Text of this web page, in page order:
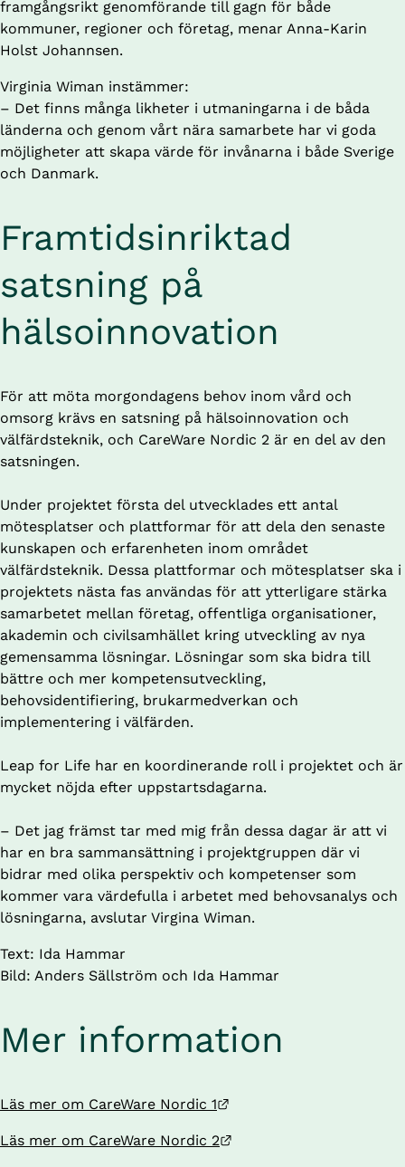
framgångsrikt genomförande till gagn för både
kommuner, regioner och företag, menar Anna-Karin
Holst Johannsen.
Virginia Wiman instämmer:
– Det finns många likheter i utmaningarna i de båda
länderna och genom vårt nära samarbete har vi goda
möjligheter att skapa värde för invånarna i både Sverige
och Danmark.
Framtidsinriktad
satsning på
hälsoinnovation
För att möta morgondagens behov inom vård och
omsorg krävs en satsning på hälsoinnovation och
välfärdsteknik, och CareWare Nordic 2 är en del av den
satsningen.
Under projektet första del utvecklades ett antal
mötesplatser och plattformar för att dela den senaste
kunskapen och erfarenheten inom området
välfärdsteknik. Dessa plattformar och mötesplatser ska i
projektets nästa fas användas för att ytterligare stärka
samarbetet mellan företag, offentliga organisationer,
akademin och civilsamhället kring utveckling av nya
gemensamma lösningar. Lösningar som ska bidra till
bättre och mer kompetensutveckling,
behovsidentifiering, brukarmedverkan och
implementering i välfärden.
Leap for Life har en koordinerande roll i projektet och är
mycket nöjda efter uppstartsdagarna.
– Det jag främst tar med mig från dessa dagar är att vi
har en bra sammansättning i projektgruppen där vi
bidrar med olika perspektiv och kompetenser som
kommer vara värdefulla i arbetet med behovsanalys och
lösningarna, avslutar Virgina Wiman.
Text: Ida Hammar
Bild: Anders Sällström och Ida Hammar
Mer information
Läs mer om CareWare Nordic 1
Läs mer om CareWare Nordic 2